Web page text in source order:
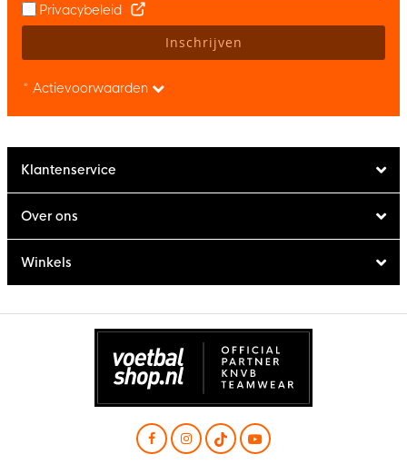
Privacybeleid
Inschrijven
* Actievoorwaarden
Klantenservice
Over ons
Winkels